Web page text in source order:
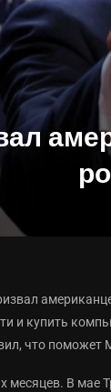
и купить
что поможет
месяцев. В